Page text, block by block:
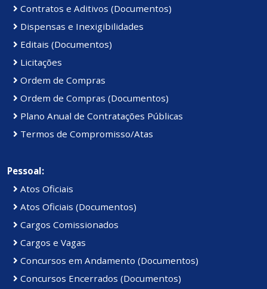
Contratos e Aditivos (Documentos)
Dispensas e Inexigibilidades
Editais (Documentos)
Licitações
Ordem de Compras
Ordem de Compras (Documentos)
Plano Anual de Contratações Públicas
Termos de Compromisso/Atas
Pessoal:
Atos Oficiais
Atos Oficiais (Documentos)
Cargos Comissionados
Cargos e Vagas
Concursos em Andamento (Documentos)
Concursos Encerrados (Documentos)